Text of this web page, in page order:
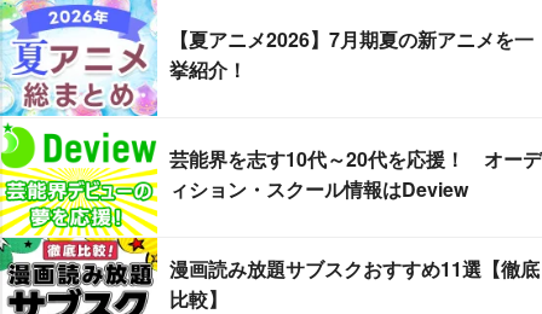
【夏アニメ2026】7月期夏の新アニメを一
挙紹介！
芸能界を志す10代～20代を応援！ オーデ
ィション・スクール情報はDeview
漫画読み放題サブスクおすすめ11選【徹底
比較】